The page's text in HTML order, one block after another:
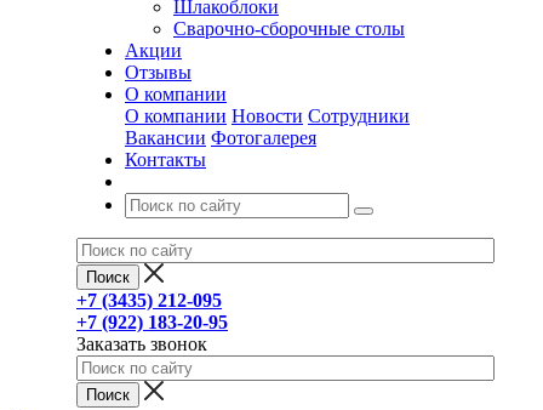
Шлакоблоки
Сварочно-сборочные столы
Акции
Отзывы
О компании
О компании Новости Сотрудники
Вакансии Фотогалерея
Контакты
+7 (3435) 212-095
+7 (922) 183-20-95
Заказать звонок